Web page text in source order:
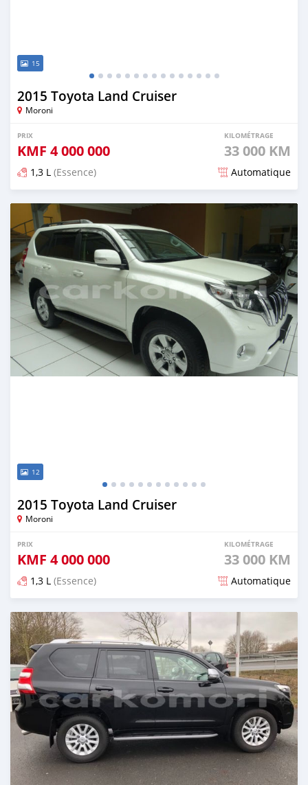
15
2015 Toyota Land Cruiser
Moroni
PRIX
KMF 4 000 000
KILOMÉTRAGE
33 000 KM
1,3 L (Essence) Automatique
Publié il y a plus de 7 ans
12
2015 Toyota Land Cruiser
Moroni
PRIX
KMF 4 000 000
KILOMÉTRAGE
33 000 KM
1,3 L (Essence) Automatique
Publié il y a plus de 7 ans